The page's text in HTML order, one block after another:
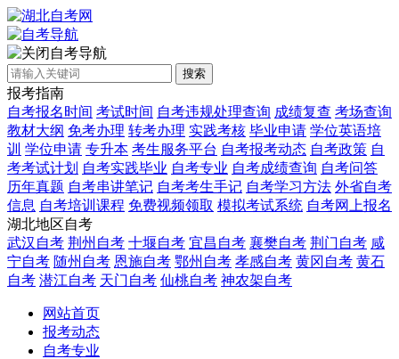
自考导航
搜索
报考指南
自考报名时间 考试时间 自考违规处理查询 成绩复查 考场查询
教材大纲 免考办理 转考办理 实践考核 毕业申请 学位英语培
训 学位申请 专升本 考生服务平台 自考报考动态 自考政策 自
考考试计划 自考实践毕业 自考专业 自考成绩查询 自考问答
历年真题 自考串讲笔记 自考考生手记 自考学习方法 外省自考
信息 自考培训课程 免费视频领取 模拟考试系统 自考网上报名
湖北地区自考
武汉自考 荆州自考 十堰自考 宜昌自考 襄樊自考 荆门自考 咸
宁自考 随州自考 恩施自考 鄂州自考 孝感自考 黄冈自考 黄石
自考 潜江自考 天门自考 仙桃自考 神农架自考
网站首页
报考动态
自考专业